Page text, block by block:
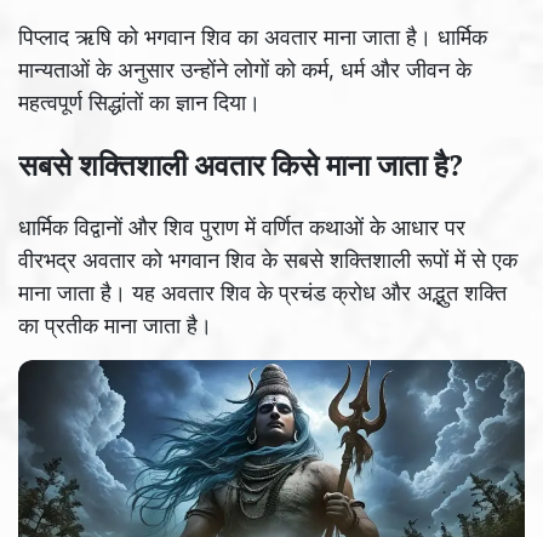
पिप्लाद ऋषि को भगवान शिव का अवतार माना जाता है। धार्मिक
मान्यताओं के अनुसार उन्होंने लोगों को कर्म, धर्म और जीवन के
महत्वपूर्ण सिद्धांतों का ज्ञान दिया।
सबसे शक्तिशाली अवतार किसे माना जाता है?
धार्मिक विद्वानों और शिव पुराण में वर्णित कथाओं के आधार पर
वीरभद्र अवतार को भगवान शिव के सबसे शक्तिशाली रूपों में से एक
माना जाता है। यह अवतार शिव के प्रचंड क्रोध और अद्भुत शक्ति
का प्रतीक माना जाता है।